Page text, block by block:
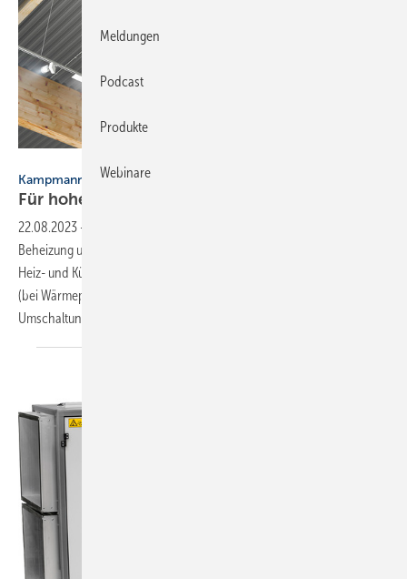
Kampmann
Für hohe, offene
22.08.2023 -
Beheizung und Kühlung von Großräumen und Hallen zum Einsatz. Der
Heiz- und Kühlleistungsbereich reicht bis zu 50 kW bzw. bis zu 21 kW
(bei Wärmepumpen-Systemtemperaturen von 7/12 °C). Die
Umschaltung des Luftauslasses vom Heiz- in den
Meldungen
Podcast
Produkte
Webinare